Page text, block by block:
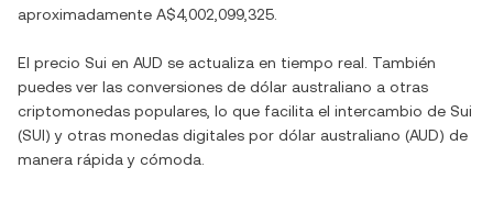
aproximadamente A$4,002,099,325
El precio Sui en AUD se actualiza en tiempo real. También
puedes ver las conversiones de dólar australiano a otras
criptomonedas populares, lo que facilita el intercambio de Sui
(SUI) y otras monedas digitales por dólar australiano (AUD) de
manera rápida y cómoda.